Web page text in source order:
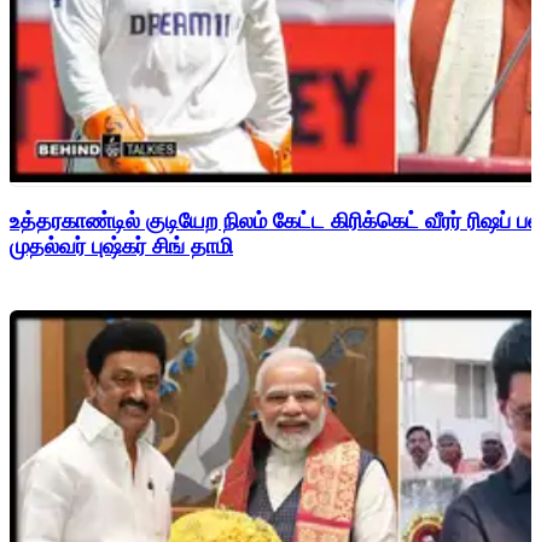
உத்தரகாண்டில் குடியேற நிலம் கேட்ட கிரிக்கெட் வீரர்
முதல்வர் புஷ்கர் சிங் தாமி